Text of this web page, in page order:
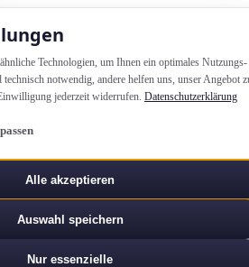
Technologien, um Ihnen ein optimales Nutzungs­
notwendig, andere helfen uns, unser Angebot
jederzeit widerrufen. Datenschutzerklärung
Alle akzeptieren
Auswahl speichern
Nur essenzielle